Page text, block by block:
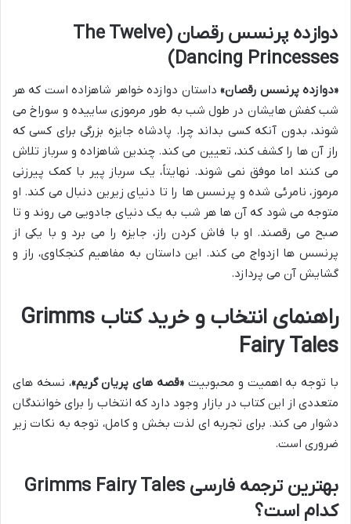
دوازده پرنسس رقصان (The Twelve
Dancing Princesses)
«دوازده پرنسس رقصان»داستان دوازده خواهر شاهزاده است که هر
شب کفش هایشان در طول شب به طور مرموزی ساییده و سوراخ می
شوند، بدون آنکه کسی بداند چرا. پادشاه جایزه بزرگی برای کسی که
راز آن ها را کشف کند، تعیین می کند. چندین شاهزاده و سرباز تلاش
می کنند اما موفق نمی شوند. نهایتاً، یک سرباز پیر با کمک پیرزنی
مرموز، نامرئی شده و پرنسس ها را تا دنیای زیرین دنبال می کند. او
متوجه می شود که آن ها هر شب به یک دنیای جادویی می روند و تا
صبح می رقصند. او با فاش کردن راز، جایزه را می برد و با یکی از
پرنسس ها ازدواج می کند. این داستان به مفاهیم کنجکاوی، راز و
گشایش آن می پردازد.
راهنمای انتخاب و خرید کتاب Grimms
Fairy Tales
با توجه به اهمیت و محبوبیت «قصه های پریان گریم»، نسخه های
متعددی از این کتاب در بازار وجود دارد که انتخاب را برای خوانندگان
دشوار می کند. برای تجربه ای لذت بخش و کامل، توجه به نکات زیر
ضروری است.
بهترین ترجمه فارسی Grimms Fairy Tales
کدام است؟